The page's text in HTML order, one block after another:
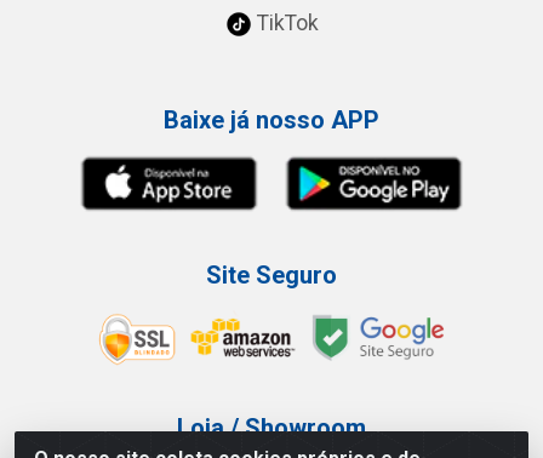
TikTok
Baixe já nosso APP
Site Seguro
Loja / Showroom